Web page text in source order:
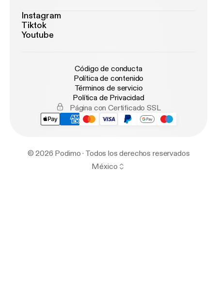
Instagram
Tiktok
Youtube
Código de conducta
Política de contenido
Términos de servicio
Política de Privacidad
Página con Certificado SSL
© 2026 Podimo · Todos los derechos reservados
México